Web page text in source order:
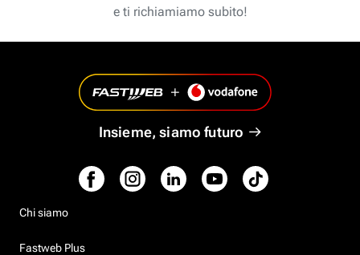
e ti richiamiamo subito!
Insieme, siamo futuro
Chi siamo
Fastweb Plus